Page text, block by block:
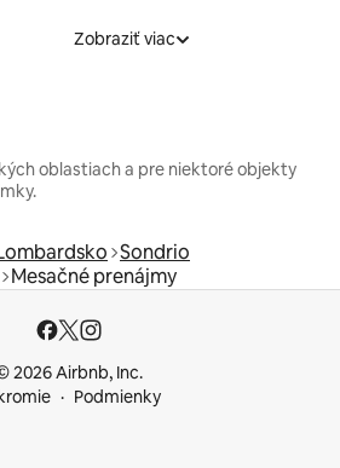
Zobraziť viac
oblastiach a pre niektoré objekty
Sondrio
Mesačné prenájmy
2026 Airbnb, Inc.
Podmienky